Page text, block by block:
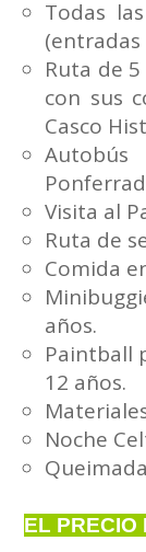
Todas
(entradas
Ruta de
con sus
Casco
Visita al
Ruta de
Comida
años.
Paintball
12 años.
Noche
EL PRECIO